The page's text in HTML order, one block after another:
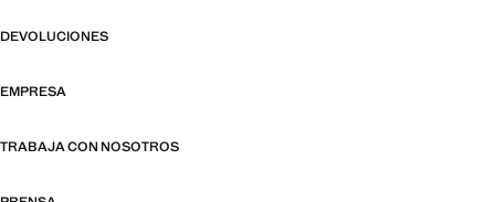
DEVOLUCIONES
EMPRESA
TRABAJA CON NOSOTROS